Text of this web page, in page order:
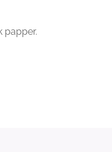
papper.